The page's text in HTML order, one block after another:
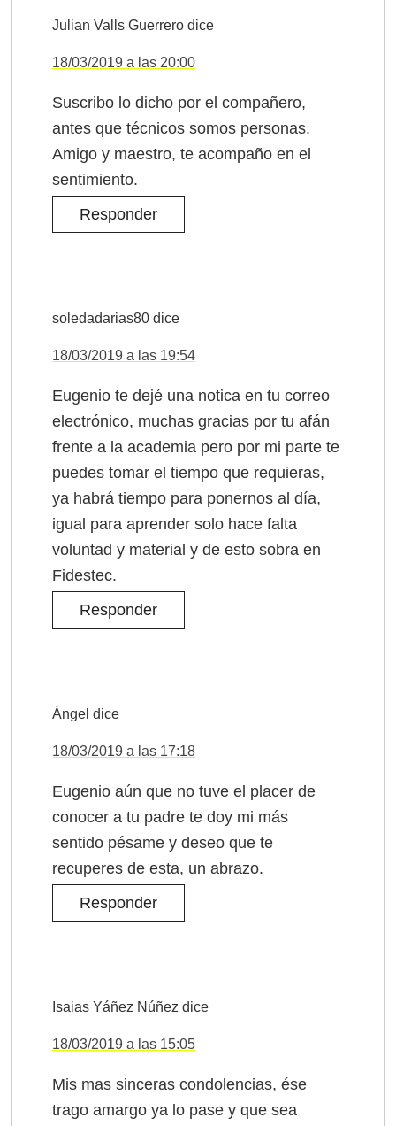
Julian Valls Guerrero dice
18/03/2019 a las 20:00
Suscribo lo dicho por el compañero,
antes que técnicos somos personas.
Amigo y maestro, te acompaño en el
sentimiento.
Responder
soledadarias80 dice
18/03/2019 a las 19:54
Eugenio te dejé una notica en tu correo
electrónico, muchas gracias por tu afán
frente a la academia pero por mi parte te
puedes tomar el tiempo que requieras,
ya habrá tiempo para ponernos al día,
igual para aprender solo hace falta
voluntad y material y de esto sobra en
Fidestec.
Responder
Ángel dice
18/03/2019 a las 17:18
Eugenio aún que no tuve el placer de
conocer a tu padre te doy mi más
sentido pésame y deseo que te
recuperes de esta, un abrazo.
Responder
Isaias Yáñez Núñez dice
18/03/2019 a las 15:05
Mis mas sinceras condolencias, ése
trago amargo ya lo pase y que sea